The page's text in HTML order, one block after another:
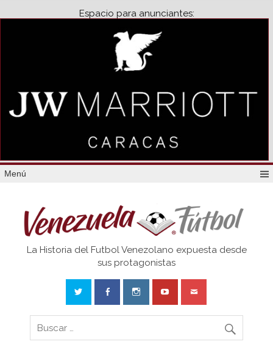
Espacio para anunciantes:
Menú
Venezuela
La Historia del Futbol Venezolano expuesta desde
sus protagonistas